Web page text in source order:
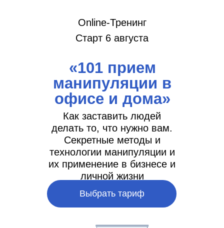
Выбрать тариф
Online-Тренинг
Старт 6 августа
«101 прием
манипуляции в
офисе и дома»
Как заставить людей
делать то, что нужно вам.
Секретные методы и
технологии манипуляции и
их применение в бизнесе и
личной жизни